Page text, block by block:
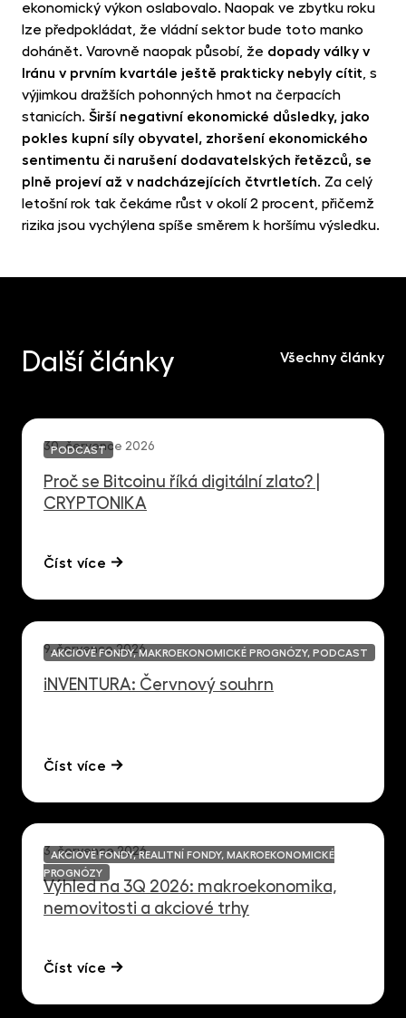
ekonomický výkon oslabovalo. Naopak ve zbytku roku
lze předpokládat, že vládní sektor bude toto manko
dohánět. Varovně naopak působí, že dopady války v
Iránu v prvním kvartále ještě prakticky nebyly cítit , s
výjimkou dražších pohonných hmot na čerpacích
stanicích. Širší negativní ekonomické důsledky, jako
pokles kupní síly obyvatel, zhoršení ekonomického
sentimentu či narušení dodavatelských řetězců, se
plně projeví až v nadcházejících čtvrtletích. Za celý
letošní rok tak čekáme růst v okolí 2 procent, přičemž
rizika jsou vychýlena spíše směrem k horšímu výsledku.
Další články Všechny články
30. července 2026
Proč se Bitcoinu říká digitální zlato? |
CRYPTONIKA
Číst více
PODCAST
9. července 2026
iNVENTURA: Červnový souhrn
Číst více
AKCIOVÉ FONDY, MAKROEKONOMICKÉ PROGNÓZY, PODCAST
3. července 2026
Výhled na 3Q 2026: makroekonomika,
nemovitosti a akciové trhy
Číst více
AKCIOVÉ FONDY, REALITNÍ FONDY, MAKROEKONOMICKÉ
PROGNÓZY